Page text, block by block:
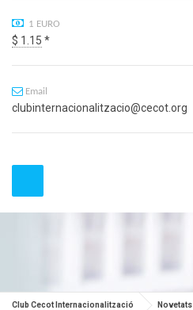
1 EURO
$ 1.15 *
Email
clubinternacionalitzacio@cecot.org
Club Cecot Internacionalització Novetats